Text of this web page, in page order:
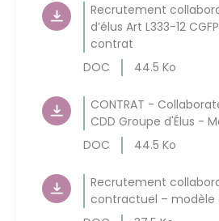
Recrutement
d’élus Art L333-12
contrat
DOC
44.5 Ko
CONTRAT -
CDD Groupe d'Élus -
DOC
44.5 Ko
Recrutement
contractuel –